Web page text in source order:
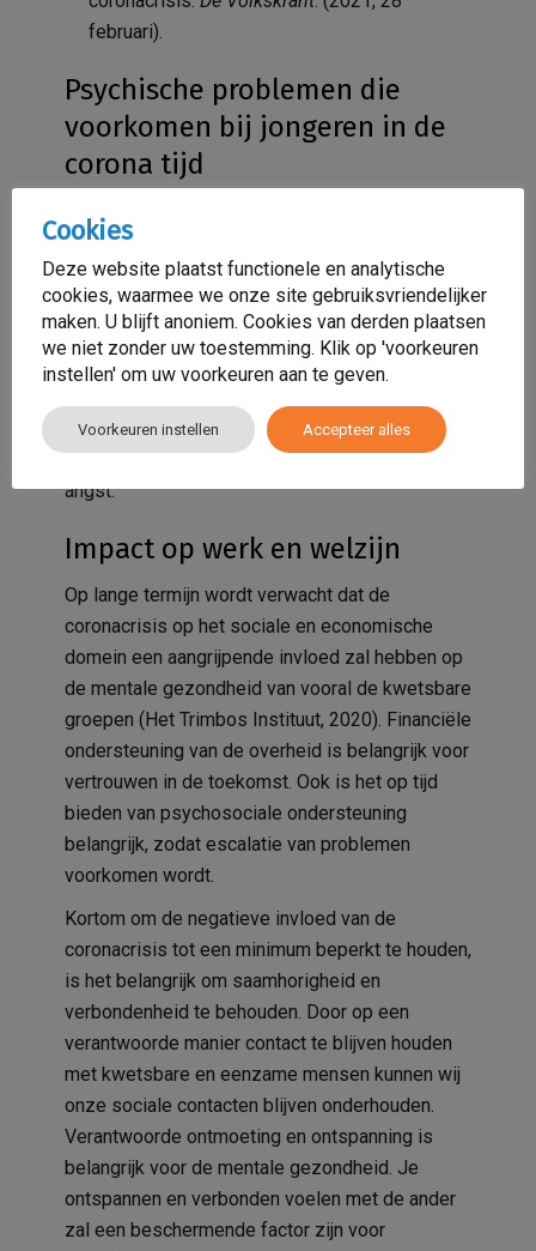
februari).
Psychische problemen die
voorkomen bij jongeren in de
corona tijd
tot 25 jaar) in 2019 minstens wekelijks contact
met vrienden. Vergeleken met 55-plussers is
dat 26% meer doordat jongeren hun vrienden
dagelijks op school zien. Met de corona
maatregelen is het contact met vrienden helaas
is voor mentale gezondheidsproblemen. Je kunt
hierbij denken aan eenzaamheid, somberheid, en
angst.
Impact op werk en welzijn
Op lange termijn wordt verwacht dat de
coronacrisis op het sociale en economische
domein een aangrijpende invloed zal hebben op
de mentale gezondheid van vooral de kwetsbare
groepen (Het Trimbos Instituut, 2020). Financiële
ondersteuning van de overheid is belangrijk voor
vertrouwen in de toekomst. Ook is het op tijd
bieden van psychosociale ondersteuning
belangrijk, zodat escalatie van problemen
voorkomen wordt.
Kortom om de negatieve invloed van de
coronacrisis tot een minimum beperkt te houden,
is het belangrijk om saamhorigheid en
verbondenheid te behouden. Door op een
verantwoorde manier contact te blijven houden
met kwetsbare en eenzame mensen kunnen wij
onze sociale contacten blijven onderhouden.
Verantwoorde ontmoeting en ontspanning is
belangrijk voor de mentale gezondheid. Je
ontspannen en verbonden voelen met de ander
zal een beschermende factor zijn voor
Cookies
Deze website plaatst functionele en analytische
cookies, waarmee we onze site gebruiksvriendelijker
maken. U blijft anoniem. Cookies van derden plaatsen
we niet zonder uw toestemming. Klik op 'voorkeuren
instellen' om uw voorkeuren aan te geven.
Voorkeuren instellen Accepteer alles